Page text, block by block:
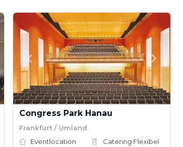
Congress Park Hanau
Frankfurt / Umland
Eventlocation
Catering Flexibel